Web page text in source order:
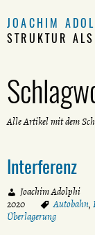
JOACHIM
STRUKTUR
Alle Artikel mit dem
Interferenz
Joachim Adolphi
2020
Autobahn,
Überlagerung